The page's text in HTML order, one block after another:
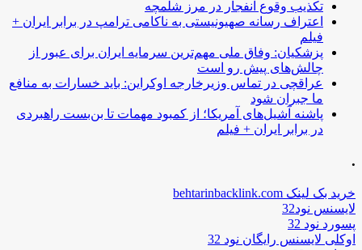
تکذیب وقوع انفجار در مرز شلمچه
اعتراف رسانه صهیونیستی به ناکامی ترامپ در برابر ایران +
فیلم
پزشکیان: وفاق ملی مهم‌ترین سرمایه ایران برای عبور از
چالش‌های پیش رو است
عراقچی در تماس وزیرخارجه اوکراین: باید خسارات به منافع
ما جبران شود
پاشنه آشیل‌های آمریکا؛ از کمبود مهمات تا بن‌بست راهبردی
در برابر ایران + فیلم
.
خرید بک لینک behtarinbacklink.com
لایسنس نود32
پسورد نود 32
اوکلی لایسنس رایگان نود 32